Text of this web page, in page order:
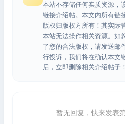
本站不存储任何实质资源，
链接介绍帖。本文内所有链
版权归版权方所有！其实际
本站无法操作相关资源。如
了您的合法版权，请发送邮
行投诉，我们将在确认本文
后，立即删除相关介绍帖子！
暂无回复，快来发表